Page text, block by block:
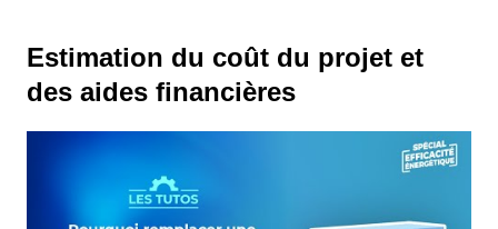
Estimation du coût du projet et
des aides financières